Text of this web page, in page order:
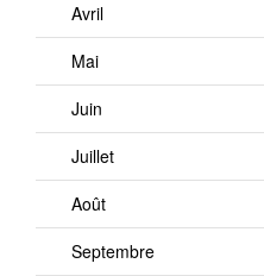
Avril
Mai
Juin
Juillet
Août
Septembre